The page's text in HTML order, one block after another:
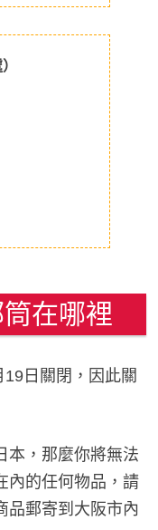
在哪裡
日關閉，因此關
本，那麼你將無法
內的任何物品，請
品郵寄到大阪市內